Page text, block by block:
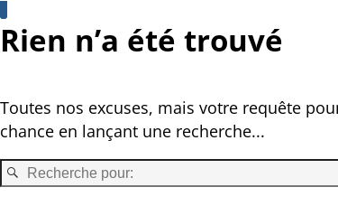
Rien n’a été trouvé
Toutes nos excuses, mais votre requête
chance en lançant une recherche...